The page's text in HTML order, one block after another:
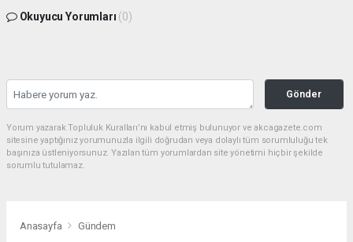
Okuyucu Yorumları (0)
Gönder
Yorum yazarak Topluluk Kuralları’nı kabul etmiş bulunuyor ve akcagazete.com
sitesine yaptığınız yorumunuzla ilgili doğrudan veya dolaylı tüm sorumluluğu tek
başınıza üstleniyorsunuz. Yazılan tüm yorumlardan site yönetimi hiçbir şekilde
sorumlu tutulamaz.
Anasayfa Gündem